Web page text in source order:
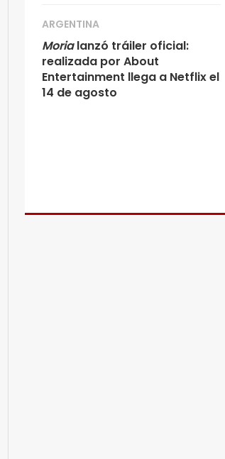
ARGENTINA
Morialanzó tráiler oficial:
realizada por About
Entertainment llega a Netflix el
14 de agosto